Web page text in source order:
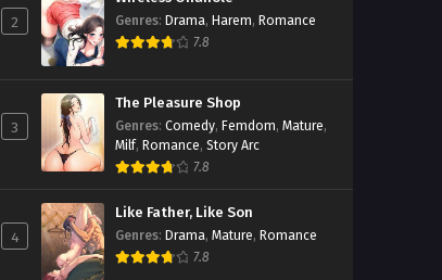
2 Genres: Drama, Harem, Romance
7.8
3
The Pleasure Shop
Genres: Comedy, Femdom, Mature,
Milf, Romance, Story Arc
7.8
4
Like Father, Like Son
Genres: Drama, Mature, Romance
7.8